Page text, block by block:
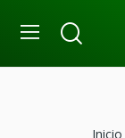
Inicio